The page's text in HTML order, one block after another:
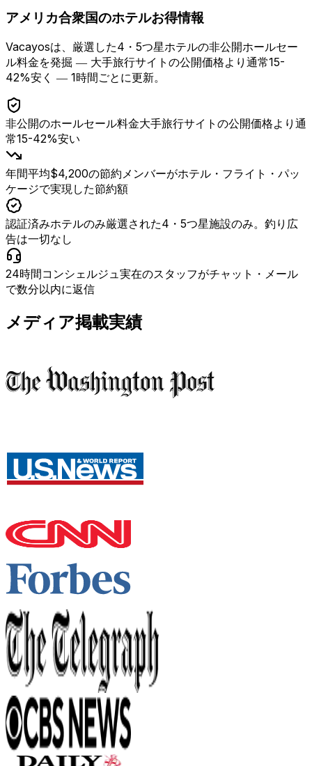
アメリカ合衆国のホテルお得情報
Vacayosは、厳選した4・5つ星ホテルの非公開ホールセー
ル料金を発掘 ― 大手旅行サイトの公開価格より通常15-
42%安く ― 1時間ごとに更新。
非公開のホールセール料金大手旅行サイトの公開価格より通
常15-42%安い
年間平均$4,200の節約メンバーがホテル・フライト・パッ
ケージで実現した節約額
認証済みホテルのみ厳選された4・5つ星施設のみ。釣り広
告は一切なし
24時間コンシェルジュ実在のスタッフがチャット・メール
で数分以内に返信
メディア掲載実績